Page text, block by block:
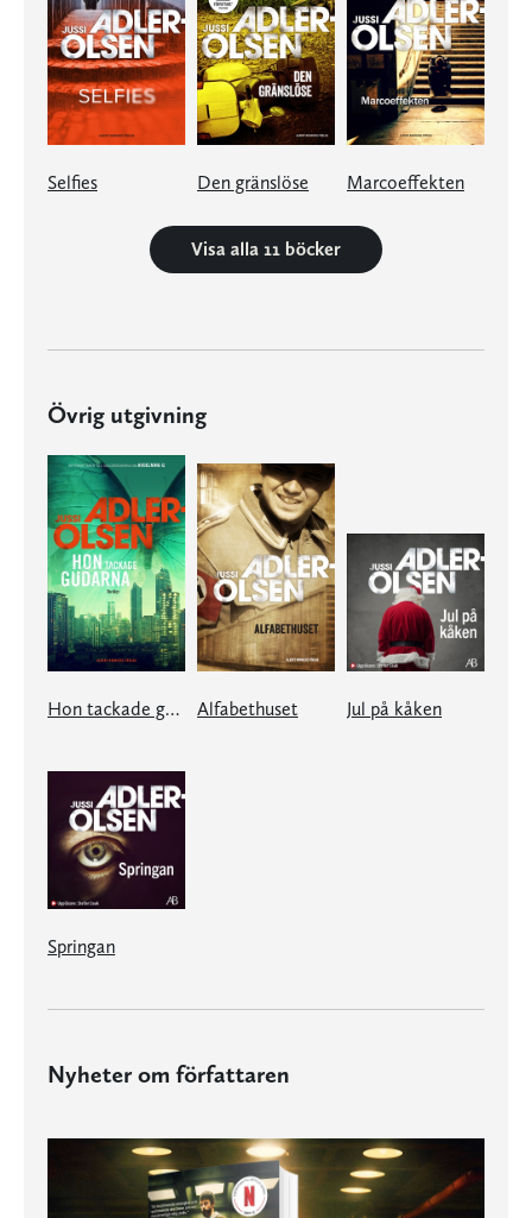
Selfies Den gränslöse Marcoeffekten
Visa alla 11 böcker
Övrig utgivning
Hon tackade gudarna Alfabethuset Jul på kåken
Springan
Nyheter om författaren